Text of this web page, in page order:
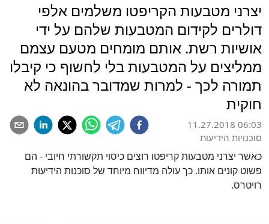
יצרני מטבעות הקריפטו משלמים אלפי
דולרים לקידום המטבעות שלהם על ידי
אושיות רשת. אותם מומחים מטעם עצמם
ממליצים על המטבעות בלי לחשוף כי קיבלו
תמורה לכך - למרות שמדובר בהונאה לא
חוקית
11.27.2018 06:03
סוכנויות הידיעות
כאשר יצרני מטבעות קריפטו רוצים כיסוי תקשורתי חיובי - הם
פשוט קונים אותו. כך עולה מדיווח מיוחד של סוכנות הידיעות
רויטרס.